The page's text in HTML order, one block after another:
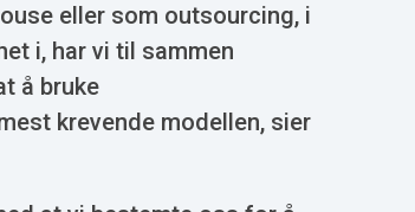
eller som outsourcing, i
i, har vi til sammen
å bruke
krevende modellen, sier